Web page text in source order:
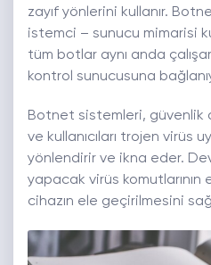
zayıf yönlerini kullanır.
istemci – sunucu mimarisi
tüm botlar aynı anda
kontrol sunucusuna
Botnet sistemleri, güvenlik
ve kullanıcıları trojen virüs
yönlendirir ve ikna eder.
yapacak virüs
cihazın ele geçirilmesini